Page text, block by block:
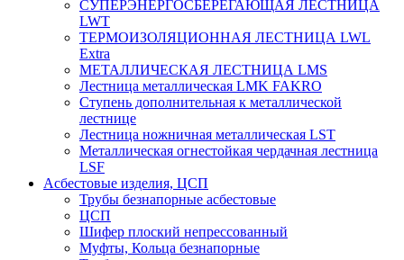
СУПЕРЭНЕРГОСБЕРЕГАЮЩАЯ ЛЕСТНИЦА
LWT
ТЕРМОИЗОЛЯЦИОННАЯ ЛЕСТНИЦА LWL
Extra
МЕТАЛЛИЧЕСКАЯ ЛЕСТНИЦА LMS
Лестница металлическая LMK FAKRO
Ступень дополнительная к металлической
лестнице
Лестница ножничная металлическая LST
Металлическая огнестойкая чердачная лестница
LSF
Асбестовые изделия, ЦСП
Трубы безнапорные асбестовые
ЦСП
Шифер плоский непрессованный
Муфты, Кольца безнапорные